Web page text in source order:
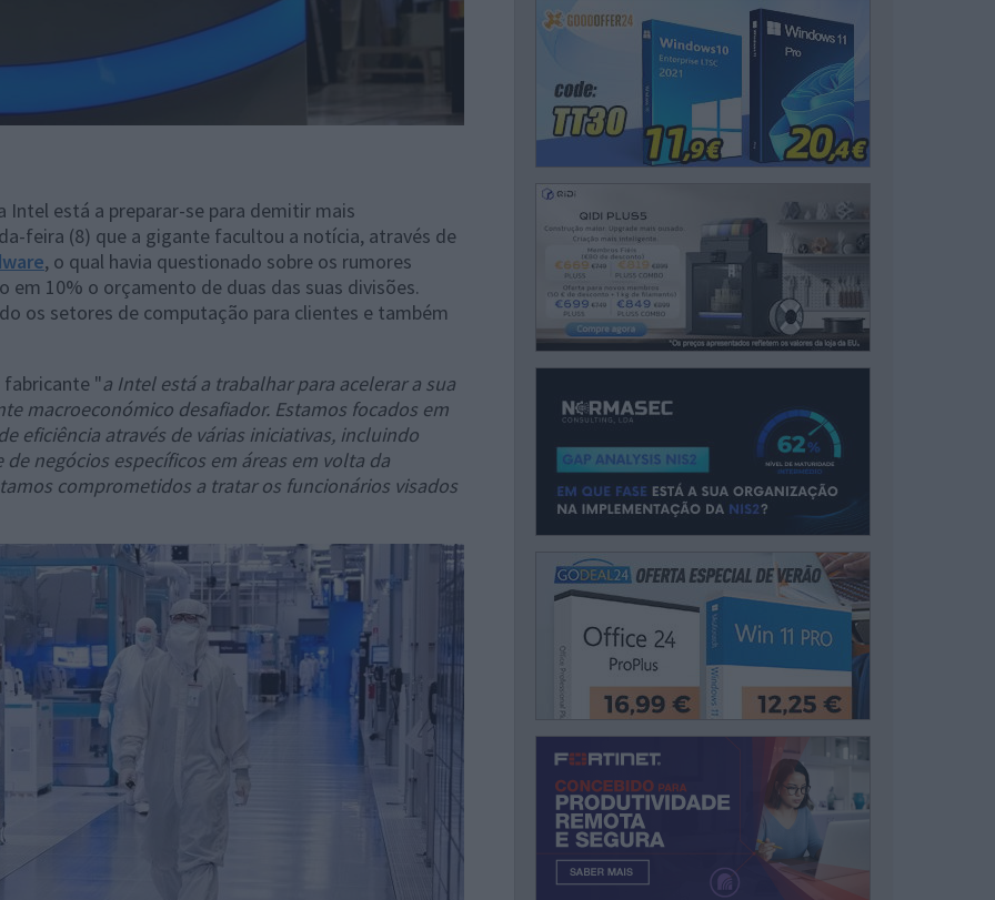
está a preparar-se para demitir mais
feira (8) que a gigante facultou a notícia, através de
, o qual havia questionado sobre os rumores
em 10% o orçamento de duas das suas divisões.
os setores de computação para clientes e também
fabricante "a Intel está a trabalhar para acelerar a sua
macroeconómico desafiador. Estamos focados em
eficiência através de várias iniciativas, incluindo
negócios específicos em áreas em volta da
comprometidos a tratar os funcionários visados